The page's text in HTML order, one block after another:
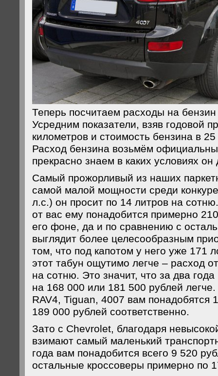
Теперь посчитаем расходы на бензин
Усредним показатели, взяв годовой
километров и стоимость бензина в
Расход бензина возьмём
прекрасно знаем в каких условиях он
Самый прожорливый из наших
самой малой мощности среди
л.с.) он просит по 14 литров на
от вас ему понадобится примерно
его фоне, да и по сравнению с
выглядит более целесообразным
том, что под капотом у него уже 171
этот табун ощутимо легче – расход
на сотню. Это значит, что за два
на 168 000 или 181 500 рублей
RAV4, Tiguan, 4007 вам понадобятся
189 000 рублей соответственно.
Зато с Chevrolet, благодаря
взимают самый маленький
года вам понадобится всего 9 520
остальные кроссоверы примерно по